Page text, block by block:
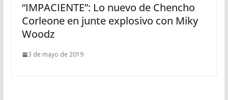
“IMPACIENTE”: Lo nuevo de Chencho
Corleone en junte explosivo con Miky
Woodz
3 de mayo de 2019